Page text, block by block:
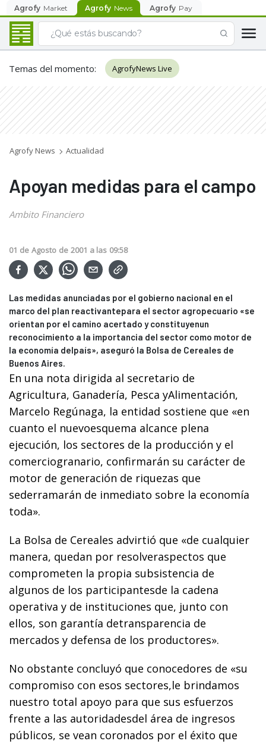
Agrofy Market Agrofy News Agrofy Pay
Temas del momento: AgrofyNews Live
Agrofy News Actualidad
Apoyan medidas para el campo
Ambito Financiero
01 de Agosto de 2001 a las 09:58
Las medidas anunciadas por el gobierno nacional en el
marco del plan reactivantepara el sector agropecuario «se
orientan por el camino acertado y constituyenun
reconocimiento a la importancia del sector como motor de
la economía delpaís», aseguró la Bolsa de Cereales de
Buenos Aires.
En una nota dirigida al secretario de
Agricultura, Ganadería, Pesca yAlimentación,
Marcelo Regúnaga, la entidad sostiene que «en
cuanto el nuevoesquema alcance plena
ejecución, los sectores de la producción y el
comerciogranario, confirmarán su carácter de
motor de generación de riquezas que
sederramarán de inmediato sobre la economía
toda».
La Bolsa de Cereales advirtió que «de cualquier
manera, quedan por resolveraspectos que
comprometen la propia subsistencia de
algunos de los participantesde la cadena
operativa y de instituciones que, junto con
ellos, son garantía detransparencia de
mercados y defensa de los productores».
No obstante concluyó que conocedores de «su
compromiso con esos sectores,le brindamos
nuestro total apoyo para que sus esfuerzos
frente a las autoridadesdel área de ingresos
públicos, se vean coronados por el éxito que